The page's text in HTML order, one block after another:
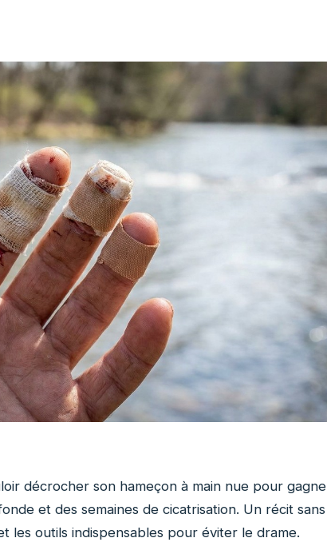
décrocher son hameçon à main nue pour
et des semaines de cicatrisation. Un récit sans
outils indispensables pour éviter le drame.